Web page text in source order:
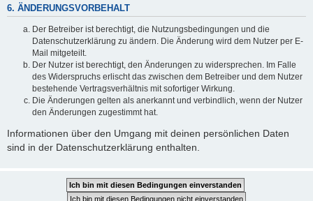
6. ÄNDERUNGSVORBEHALT
Der Betreiber ist berechtigt, die Nutzungsbedingungen und die
Datenschutzerklärung zu ändern. Die Änderung wird dem Nutzer per E-
Mail mitgeteilt.
Der Nutzer ist berechtigt, den Änderungen zu widersprechen. Im Falle
des Widerspruchs erlischt das zwischen dem Betreiber und dem Nutzer
bestehende Vertragsverhältnis mit sofortiger Wirkung.
Die Änderungen gelten als anerkannt und verbindlich, wenn der Nutzer
den Änderungen zugestimmt hat.
Informationen über den Umgang mit deinen persönlichen Daten
sind in der Datenschutzerklärung enthalten.